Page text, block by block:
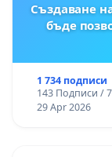
Създаване
бъде
1 734 подписи
143 Подписи /
29 Apr 2026